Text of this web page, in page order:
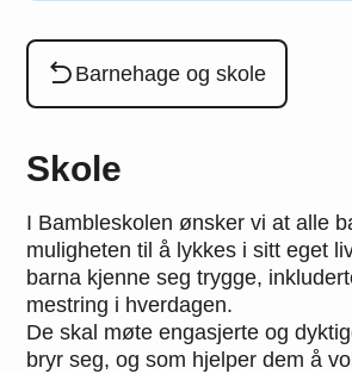
Du er her:
Barnehage og skole
Skole
I Bambleskolen ønsker vi at alle
muligheten til å lykkes i sitt eget
barna kjenne seg trygge,
mestring i hverdagen.
De skal møte engasjerte og
bryr seg, og som hjelper dem å